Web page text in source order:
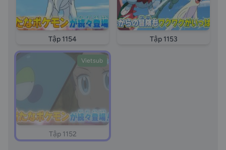
Tập 1154 Tập 1153
Vietsub
Tập 1152